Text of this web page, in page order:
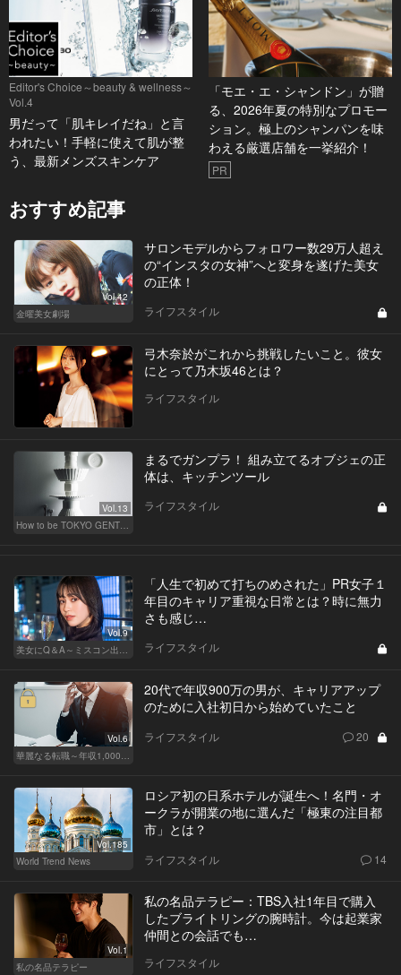
Editor's Choice～beauty & wellness～
Vol.4
男だって「肌キレイだね」と言
われたい！手軽に使えて肌が整
う、最新メンズスキンケア
「モエ・エ・シャンドン」が贈
る、2026年夏の特別なプロモー
ション。極上のシャンパンを味
わえる厳選店舗を一挙紹介！
PR
おすすめ記事
Vol.42
金曜美女劇場
サロンモデルからフォロワー数29万人超え
の“インスタの女神”へと変身を遂げた美女
の正体！
ライフスタイル
弓木奈於がこれから挑戦したいこと。彼女
にとって乃木坂46とは？
ライフスタイル
Vol.13
How to be TOKYO GENTS 東京人よ、紳士たれ！
まるでガンプラ！ 組み立てるオブジェの正
体は、キッチンツール
ライフスタイル
Vol.9
美女にQ＆A～ミスコン出身者の幸福論～
「人生で初めて打ちのめされた」PR女子１
年目のキャリア重視な日常とは？時に無力
さも感じ…
ライフスタイル
Vol.6
華麗なる転職～年収1,000万超の道～
20代で年収900万の男が、キャリアアップ
のために入社初日から始めていたこと
ライフスタイル 20
Vol.185
World Trend News
ロシア初の日系ホテルが誕生へ！名門・オ
ークラが開業の地に選んだ「極東の注目都
市」とは？
ライフスタイル 14
Vol.1
私の名品テラピー
私の名品テラピー：TBS入社1年目で購入
したブライトリングの腕時計。今は起業家
仲間との会話でも…
ライフスタイル